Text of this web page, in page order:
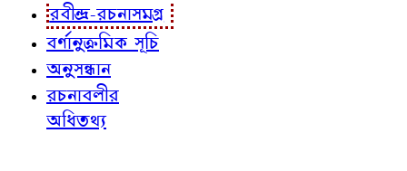
রবীন্দ্র-রচনাসমগ্র
বর্ণানুক্রমিক সূচি
অনুসন্ধান
রচনাবলীর
অধিতথ্য